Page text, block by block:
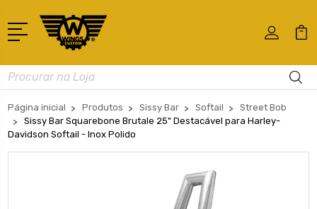
Busca
Página inicial Produtos Sissy Bar Softail
Street Bob
Sissy Bar Squarebone Brutale 25" Destacável para Harley-
Davidson Softail - Inox Polido